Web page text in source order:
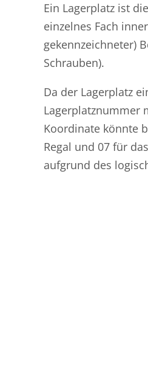
Ein Lagerplatz ist
einzelnes Fach
gekennzeichneter)
Schrauben).
Da der Lagerplatz
Lagerplatznummer
Koordinate könnte
Regal und 07 für
aufgrund des